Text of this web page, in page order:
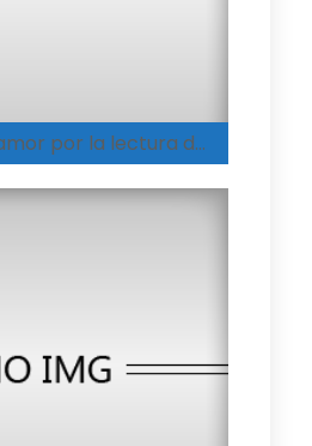
Sembrando amor por la lectura desde la infancia